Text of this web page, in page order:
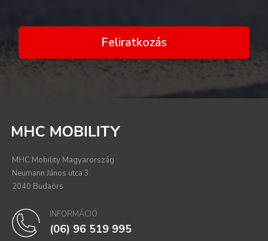
Feliratkozás
MHC Mobility Magyarország
Neumann János utca 3.
2040 Budaörs
INFORMÁCIÓ
(06) 96 519 995